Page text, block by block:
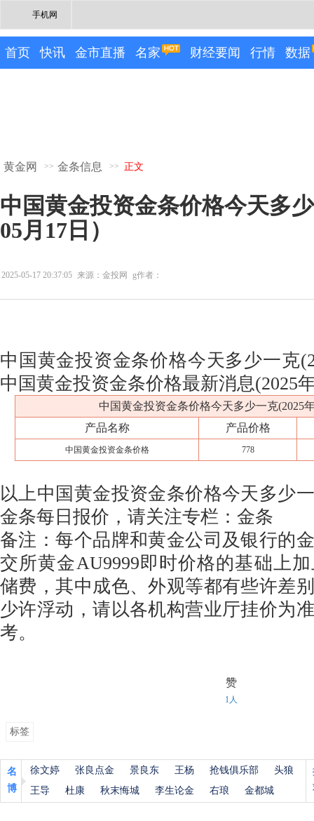
手机网
首页 快讯 金市直播 名家 财经要闻 行情 数据
黄金网 >> 金条信息 >> 正文
中国黄金投资金条价格今天多
05月17日）
2025-05-17 20:37:05 来源：金投网 g作者：
中国黄金投资金条价格今天多少一克
中国黄金投资金条价格最新消息(2025
中国黄金投资金条价格今天多少一克(2025
产品名称
产品价格
中国黄金投资金条价格 778
以上中国黄金投资金条价格今天多少
金条每日报价，请关注专栏：金条
备注：每个品牌和黄金公司及银行的
交所黄金AU9999即时价格的基础上
储费，其中成色、外观等都有些许差
少许浮动，请以各机构营业厅挂价为
考。
赞
1人
标签
名
博
徐文婷 张良点金 景良东 王杨 抢钱俱乐部
头狼
王导
杜康 秋末悔城 李生论金 右琅 金都城